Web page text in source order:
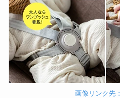
画像リンク先